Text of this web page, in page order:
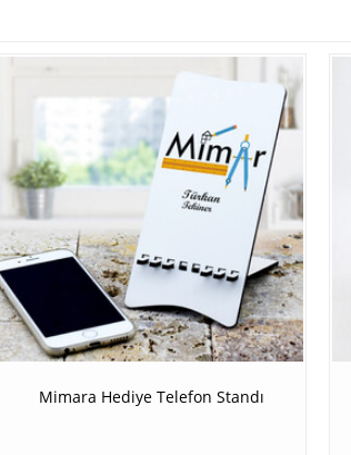
Mimara Hediye Telefon Standı